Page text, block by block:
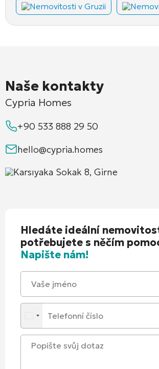
Nemovitosti v Gruzii
Naše kontakty
Cypria Homes
+90 533 888 29 50
hello@cypria.homes
Karsıyaka Sokak 8, Girne
Hledáte ideální
potřebujete s něčím
Napište nám!